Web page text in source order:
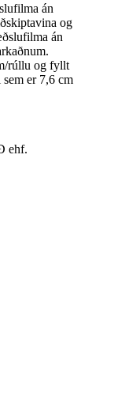
án
og
án
rúllu og fyllt
er 7,6 cm
ehf.